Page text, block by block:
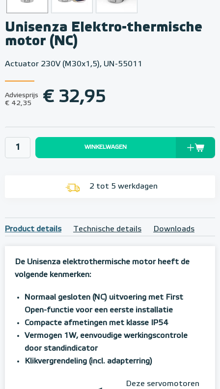
Unisenza Elektro-thermische
motor (NC)
Actuator 230V (M30x1,5), UN-55011
Adviesprijs
€ 42,35
€ 32,95
WINKELWAGEN
2 tot 5 werkdagen
Product details Technische details Downloads
De Unisenza elektrothermische motor heeft de
volgende kenmerken:
Normaal gesloten (NC) uitvoering met First
Open-functie voor een eerste installatie
Compacte afmetingen met klasse IP54
Vermogen 1W, eenvoudige werkingscontrole
door standindicator
Klikvergrendeling (incl. adapterring)
Deze servomotoren